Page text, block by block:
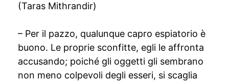
(Taras Mithrandir)
– Per il pazzo, qualunque capro espiatorio è
buono. Le proprie sconfitte, egli le affronta
accusando; poiché gli oggetti gli sembrano
non meno colpevoli degli esseri, si scaglia